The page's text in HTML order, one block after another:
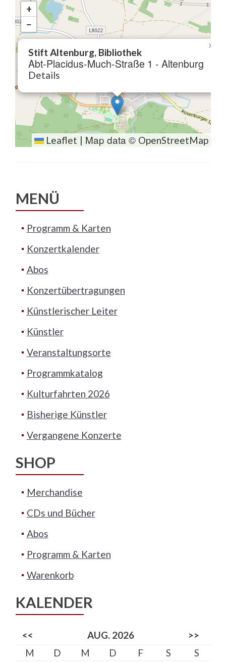
Stift Altenburg, Bibliothek
Abt-Placidus-Much-Straße 1 - Altenburg
Details
×
+
−
Leaflet | Map data © OpenStreetMap
MENÜ
Programm & Karten
Konzertkalender
Abos
Konzertübertragungen
Künstlerischer Leiter
Künstler
Veranstaltungsorte
Programmkatalog
Kulturfahrten 2026
Bisherige Künstler
Vergangene Konzerte
SHOP
Merchandise
CDs und Bücher
Abos
Programm & Karten
Warenkorb
KALENDER
<< AUG. 2026
>>
M
D M D F S
S